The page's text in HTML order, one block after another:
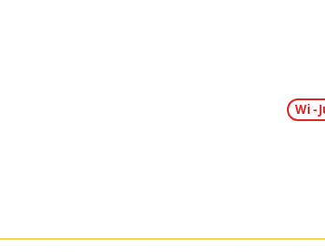
Wi -